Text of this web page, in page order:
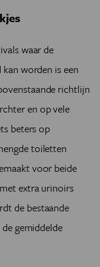
waar de
worden is een
richtlijn
en op vele
beters op
toiletten
voor beide
extra urinoirs
de bestaande
gemiddelde